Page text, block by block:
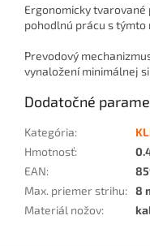
Ergonomicky
pohodlnú prácu s týmto
Prevodový
vynaložení minimálnej
Dodatočné
Kategória:
Hmotnosť:
EAN:
Max. priemer strihu: 8
Materiál nožov: